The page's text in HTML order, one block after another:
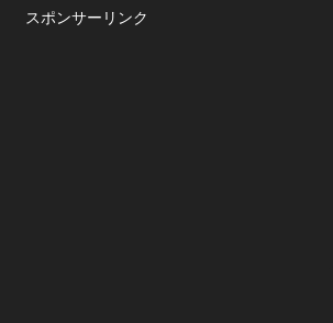
スポンサーリンク